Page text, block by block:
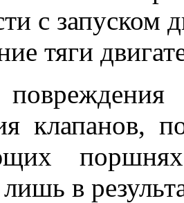
с запуском
тяги
клапанов,
в